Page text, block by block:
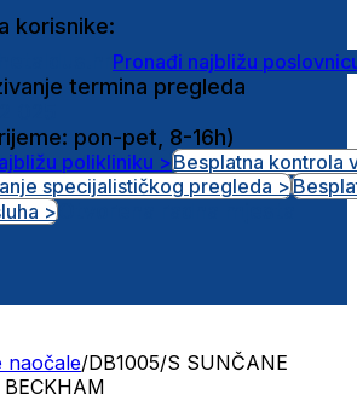
korisnike:
Pronađi najbližu
termina pregleda
pon-pet, 8-16h)
polikliniku >Besplatna kontrola
specijalističkog pregleda >
>
naočale/DB1005/S SUNČANE